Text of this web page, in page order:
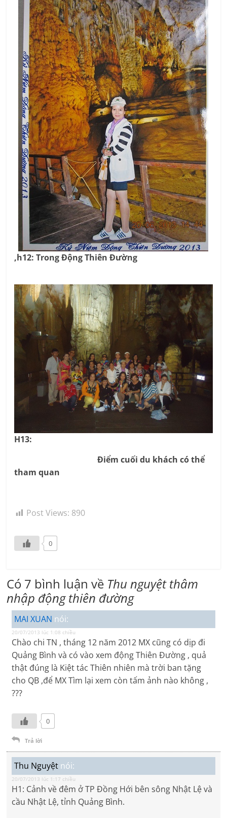
,h12: Trong Động Thiên Đường
H13:
Điểm cuối du khách có thể
tham quan
Post Views: 890
0
Có 7 bình luận về Thu nguyệt thâm
nhập động thiên đường
MAI XUAN nói:
20/07/2013 lúc 1:08 chiều
Chào chi TN , tháng 12 năm 2012 MX cũng có dịp đi
Quảng Bình và có vào xem động Thiên Đường , quả
thật đúng là Kiệt tác Thiên nhiên mà trời ban tặng
cho QB ,để MX Tìm lại xem còn tấm ảnh nào không ,
???
0
Trả lời
Thu Nguyệt nói:
20/07/2013 lúc 1:17 chiều
H1: Cảnh về đêm ở TP Đồng Hới bên sông Nhật Lệ và
cầu Nhật Lệ, tỉnh Quảng Bình.